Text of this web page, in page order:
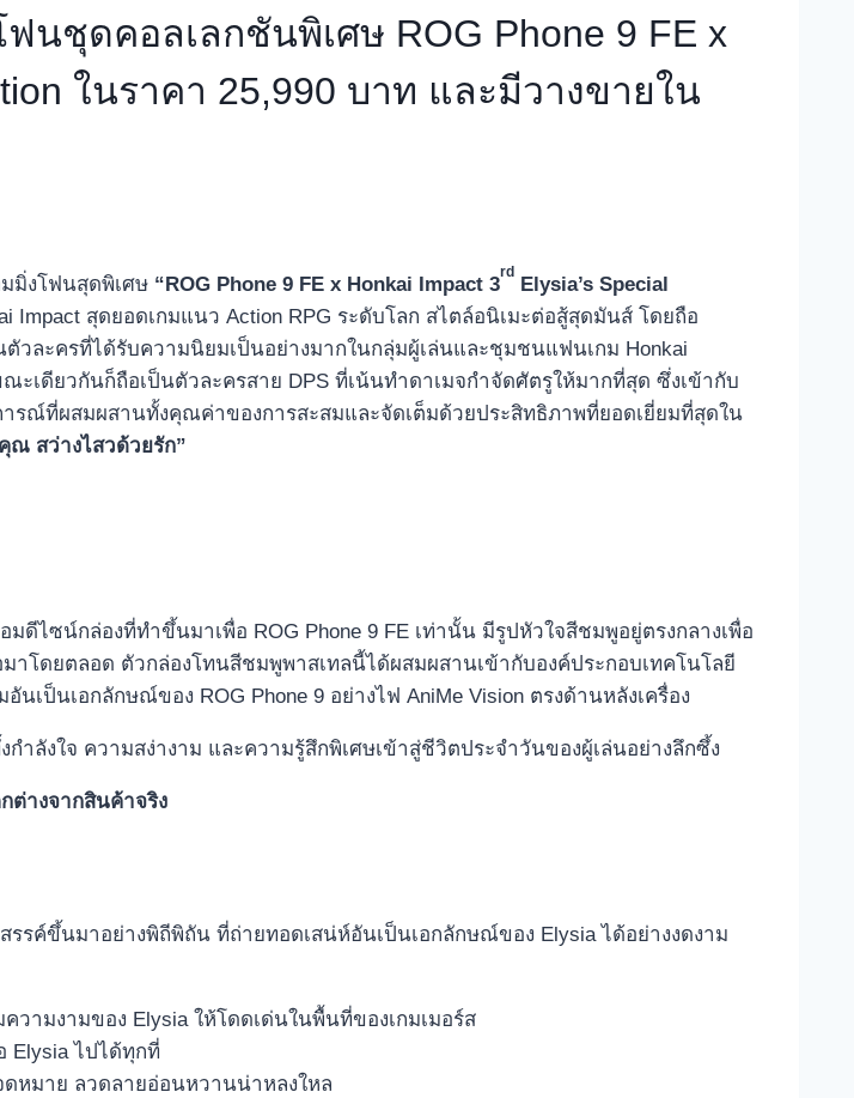
นชุดคอลเลกชันพิเศษ ROG Phone 9 FE x
ในราคา 25,990 บาท และมีวางขายใน
มิ่งโฟนสุดพิเศษ “ROG Phone 9 FE x Honkai Impact 3
rd
Elysia’s Special
Impact สุดยอดเกมแนว Action RPG ระดับโลก สไตล์อนิเมะต่อสู้สุดมันส์ โดยถือ
วละครที่ได้รับความนิยมเป็นอย่างมากในกลุ่มผู้เล่นและชุมชนแฟนเกม Honkai
เดียวกันก็ถือเป็นตัวละครสาย DPS ที่เน้นทำดาเมจกำจัดศัตรูให้มากที่สุด ซึ่งเข้ากับ
ารณ์ที่ผสมผสานทั้งคุณค่าของการสะสมและจัดเต็มด้วยประสิทธิภาพที่ยอดเยี่ยมที่สุดใน
ณ สว่างไสวด้วยรัก”
ดีไซน์กล่องที่ทำขึ้นมาเพื่อ ROG Phone 9 FE เท่านั้น มีรูปหัวใจสีชมพูอยู่ตรงกลางเพื่อ
โดยตลอด ตัวกล่องโทนสีชมพูพาสเทลนี้ได้ผสมผสานเข้ากับองค์ประกอบเทคโนโลยี
ป็นเอกลักษณ์ของ ROG Phone 9 อย่างไฟ AniMe Vision ตรงด้านหลังเครื่อง
ำลังใจ ความสง่างาม และความรู้สึกพิเศษเข้าสู่ชีวิตประจำวันของผู้เล่นอย่างลึกซึ้ง
ต่างจากสินค้าจริง
สรรค์ขึ้นมาอย่างพิถีพิถัน ที่ถ่ายทอดเสน่ห์อันเป็นเอกลักษณ์ของ Elysia ได้อย่างงดงาม
ามงามของ Elysia ให้โดดเด่นในพื้นที่ของเกมเมอร์ส
Elysia ไปได้ทุกที่
ดหมาย ลวดลายอ่อนหวานน่าหลงใหล